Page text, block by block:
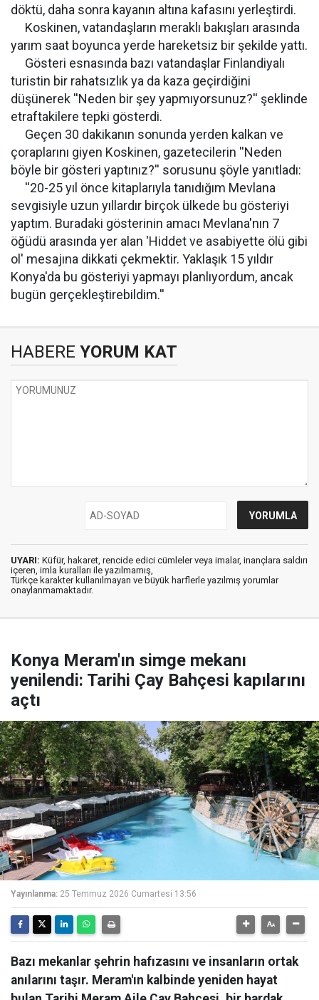
döktü, daha sonra kayanın altına kafasını yerleştirdi.
Koskinen, vatandaşların meraklı bakışları arasında
yarım saat boyunca yerde hareketsiz bir şekilde yattı.
Gösteri esnasında bazı vatandaşlar Finlandiyalı
turistin bir rahatsızlık ya da kaza geçirdiğini
düşünerek ''Neden bir şey yapmıyorsunuz?'' şeklinde
etraftakilere tepki gösterdi.
Geçen 30 dakikanın sonunda yerden kalkan ve
çoraplarını giyen Koskinen, gazetecilerin ''Neden
böyle bir gösteri yaptınız?'' sorusunu şöyle yanıtladı:
''20-25 yıl önce kitaplarıyla tanıdığım Mevlana
sevgisiyle uzun yıllardır birçok ülkede bu gösteriyi
yaptım. Buradaki gösterinin amacı Mevlana'nın 7
öğüdü arasında yer alan 'Hiddet ve asabiyette ölü gibi
ol' mesajına dikkati çekmektir. Yaklaşık 15 yıldır
Konya'da bu gösteriyi yapmayı planlıyordum, ancak
bugün gerçekleştirebildim.''
HABERE YORUM KAT
UYARI: Küfür, hakaret, rencide edici cümleler veya imalar, inançlara saldırı
içeren, imla kuralları ile yazılmamış,
Türkçe karakter kullanılmayan ve büyük harflerle yazılmış yorumlar
onaylanmamaktadır.
Konya Meram'ın simge mekanı
yenilendi: Tarihi Çay Bahçesi kapılarını
açtı
Yayınlanma: 25 Temmuz 2026 Cumartesi 13:56
Bazı mekanlar şehrin hafızasını ve insanların ortak
anılarını taşır. Meram'ın kalbinde yeniden hayat